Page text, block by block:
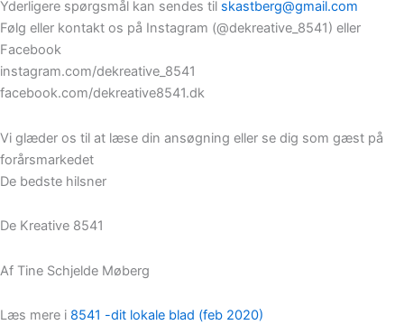
Yderligere spørgsmål kan sendes til skastberg@gmail.com
Følg eller kontakt os på Instagram (@dekreative_8541) eller
Facebook
instagram.com/dekreative_8541
facebook.com/dekreative8541.dk
Vi glæder os til at læse din ansøgning eller se dig som gæst på
forårsmarkedet
De bedste hilsner
De Kreative 8541
Af Tine Schjelde Møberg
Læs mere i 8541 -dit lokale blad (feb 2020)